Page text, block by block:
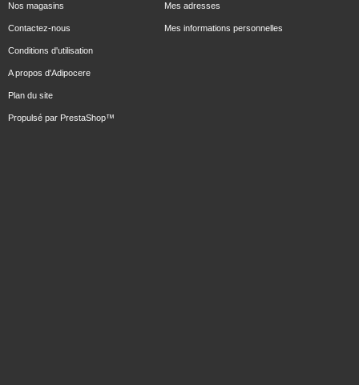
Nos magasins
Contactez-nous
Conditions d'utilisation
A propos d'Adipocere
Plan du site
Propulsé par PrestaShop™
Mes adresses
Mes informations personnelles